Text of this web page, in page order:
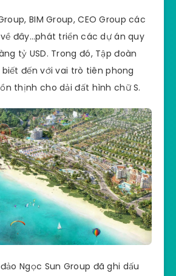
BIM Group, CEO Group các
đây…phát triển các dự án quy
tỷ USD. Trong đó, Tập đoàn
đến với vai trò tiên phong
thịnh cho dải đất hình chữ S.
Ngọc Sun Group đã ghi dấu